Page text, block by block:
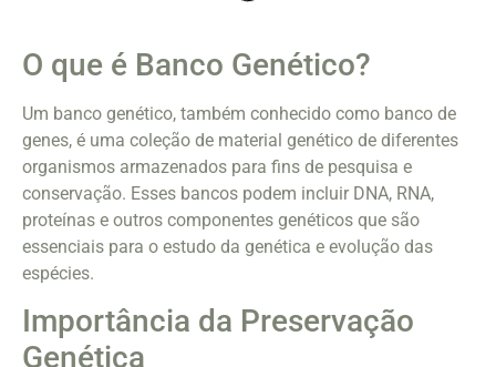
O que é Banco Genético?
Um banco genético, também conhecido como banco de
genes, é uma coleção de material genético de diferentes
organismos armazenados para fins de pesquisa e
conservação. Esses bancos podem incluir DNA, RNA,
proteínas e outros componentes genéticos que são
essenciais para o estudo da genética e evolução das
espécies.
Importância da Preservação
Genética